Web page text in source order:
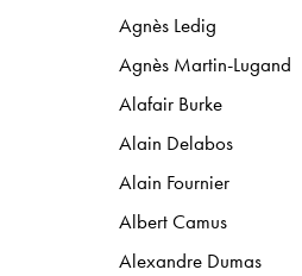
Agnès Ledig
Agnès Martin-Lugand
Alafair Burke
Alain Delabos
Alain Fournier
Albert Camus
Alexandre Dumas